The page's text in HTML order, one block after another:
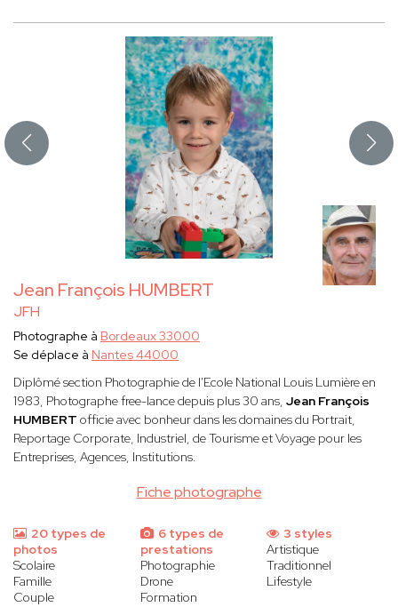
Jean François HUMBERT
JFH
Fiche photographe
Photographe à Bordeaux 33000
Se déplace à Nantes 44000
Diplômé section Photographie de l'Ecole National Louis Lumière en
1983, Photographe free-lance depuis plus 30 ans, Jean François
HUMBERT officie avec bonheur dans les domaines du Portrait,
Reportage Corporate, Industriel, de Tourisme et Voyage pour les
Entreprises, Agences, Institutions.
20 types de
photos
Scolaire
Famille
Couple
6 types de
prestations
Photographie
Drone
Formation
3 styles
Artistique
Traditionnel
Lifestyle